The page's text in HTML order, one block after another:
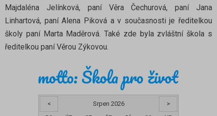
Majdaléna Jelínková, paní Věra Čechurová, paní Jana
Linhartová, paní Alena Piková a v současnosti je ředitelkou
školy paní Marta Maděrová. Také zde byla zvláštní škola s
ředitelkou paní Věrou Zýkovou.
< Srpen 2026 >